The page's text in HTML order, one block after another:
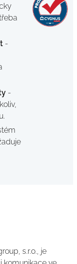
-
-
s.r.o., je